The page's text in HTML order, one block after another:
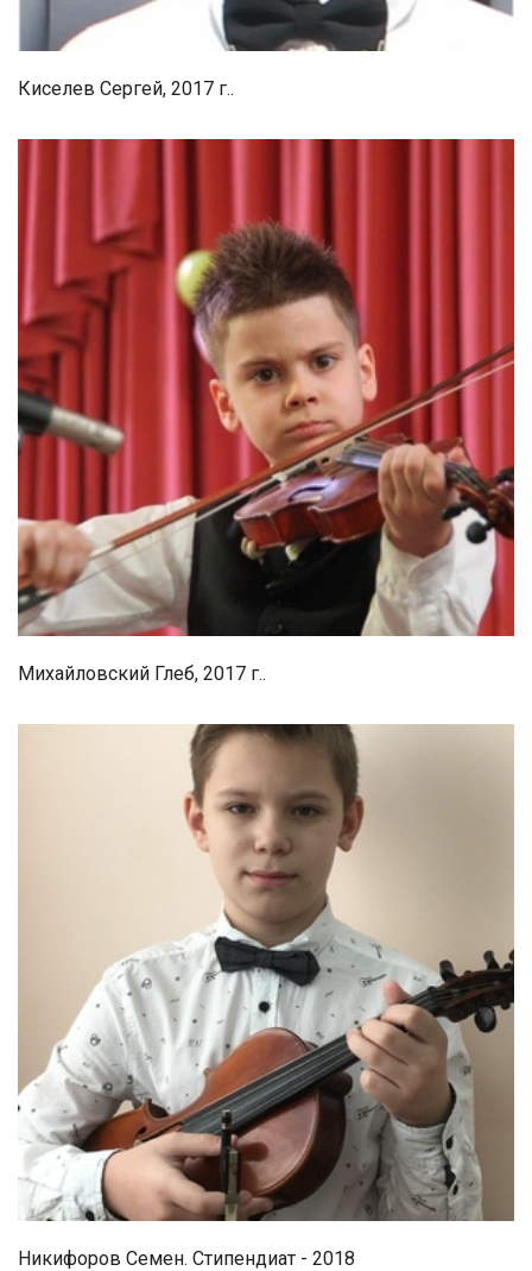
Киселев Сергей, 2017 г..
Михайловский Глеб, 2017 г..
Никифоров Семен. Стипендиат - 2018